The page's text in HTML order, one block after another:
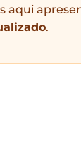
aqui
.